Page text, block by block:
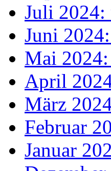
Juli 2024:
Juni
Mai
April
März
Februar
Januar